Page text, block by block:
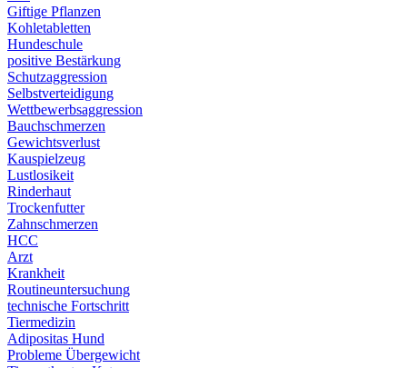
Giftige Pflanzen
Kohletabletten
Hundeschule
positive Bestärkung
Schutzaggression
Selbstverteidigung
Wettbewerbsaggression
Bauchschmerzen
Gewichtsverlust
Kauspielzeug
Lustlosikeit
Rinderhaut
Trockenfutter
Zahnschmerzen
HCC
Arzt
Krankheit
Routineuntersuchung
technische Fortschritt
Tiermedizin
Adipositas Hund
Probleme Übergewicht